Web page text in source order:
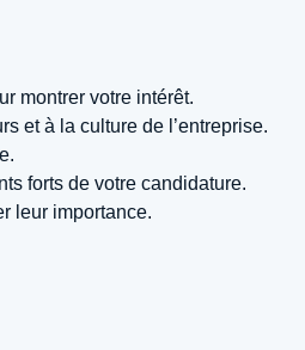
montrer votre intérêt.
et à la culture de l’entreprise.
forts de votre candidature.
leur importance.